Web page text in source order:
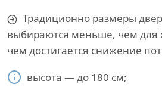
Традиционно размеры
выбираются меньше, чем
чем достигается снижение
высота — до 180 см;